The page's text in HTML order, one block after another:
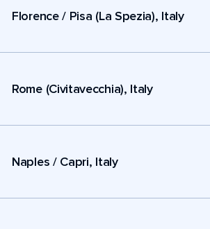
Florence / Pisa (La Spezia), Italy
Rome (Civitavecchia), Italy
Naples / Capri, Italy